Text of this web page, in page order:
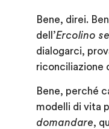
Bene, direi.
dell’Ercolino
dialogarci,
riconciliazione
Bene, perché
modelli di vita
domandare,